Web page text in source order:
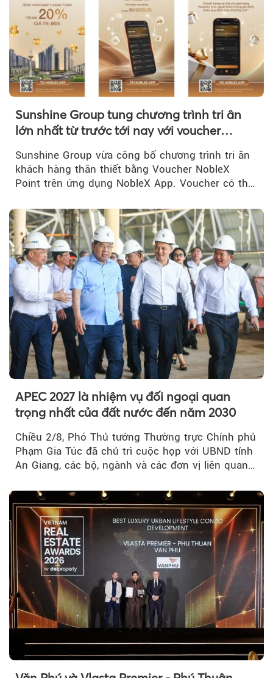
Sunshine Group tung chương trình tri ân
lớn nhất từ trước tới nay với voucher
NobleX Point cho khách hàng thân thiết
Sunshine Group vừa công bố chương trình tri ân
khách hàng thân thiết bằng Voucher NobleX
Point trên ứng dụng NobleX App. Voucher có thể
APEC 2027 là nhiệm vụ đối ngoại quan
trọng nhất của đất nước đến năm 2030
Chiều 2/8, Phó Thủ tướng Thường trực Chính phủ
Phạm Gia Túc đã chủ trì cuộc họp với UBND tỉnh
An Giang, các bộ, ngành và các đơn vị liên quan